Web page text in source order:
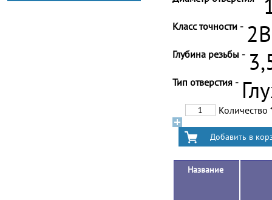
Класс точности -
Глубина резьбы -
Тип отверстия -
Количество
Название